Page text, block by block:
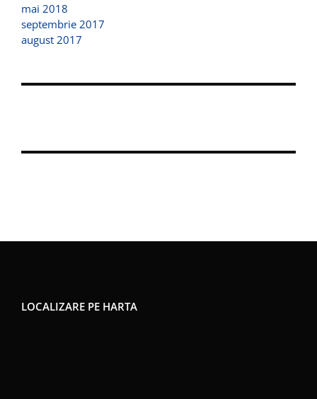
mai 2018
septembrie 2017
august 2017
LOCALIZARE PE HARTA